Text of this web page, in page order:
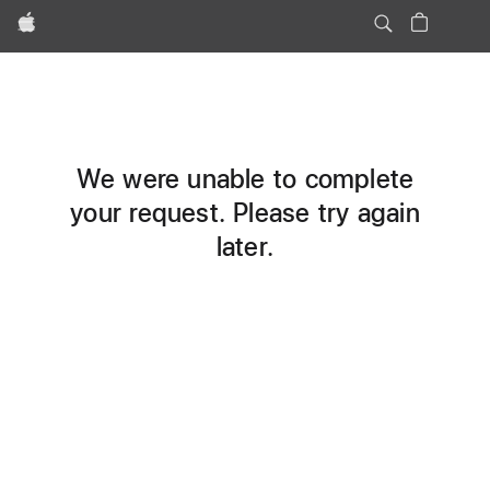
Apple
We were unable to complete
your request. Please try again
later.